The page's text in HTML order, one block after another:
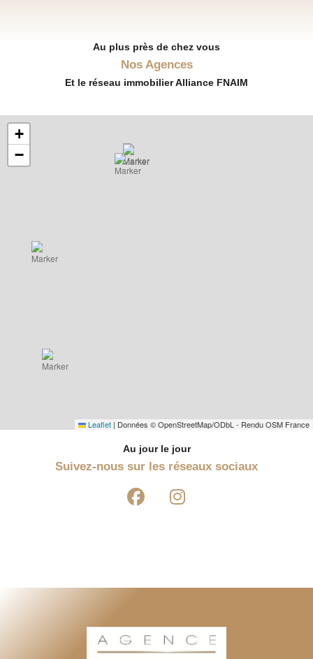
Au plus près de chez vous
Nos Agences
Et le réseau immobilier Alliance FNAIM
+
−
Leaflet | Données © OpenStreetMap/ODbL - Rendu OSM France
Au jour le jour
Suivez-nous sur les réseaux sociaux